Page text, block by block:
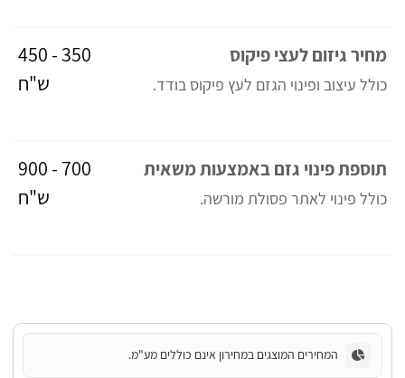
מחיר גיזום לעצי פיקוס
כולל עיצוב ופינוי הגזם לעץ פיקוס בודד.
350 - 450
ש"ח
תוספת פינוי גזם באמצעות משאית
כולל פינוי לאתר פסולת מורשה.
700 - 900
ש"ח
המחירים המוצגים במחירון אינם כוללים מע"מ.